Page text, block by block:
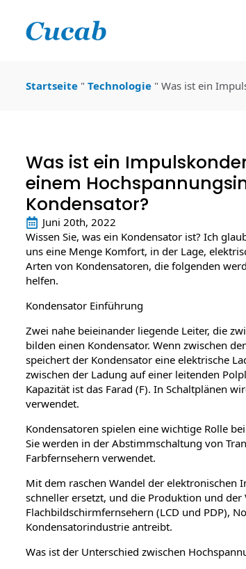
Startseite " Technologie " Was ist ein
Was ist ein
einem
Kondensator?
Juni 20th, 2022
Wissen Sie, was ein Kondensator ist? Ich
uns eine Menge Komfort, in der Lage,
Arten von Kondensatoren, die folgenden
helfen.
Kondensator Einführung
Zwei nahe beieinander liegende Leiter, die
bilden einen Kondensator. Wenn zwischen
speichert der Kondensator eine elektrische
zwischen der Ladung auf einer leitenden
Kapazität ist das Farad (F). In Schaltplänen
verwendet.
Kondensatoren spielen eine wichtige Rolle
Sie werden in der Abstimmschaltung von
Farbfernsehern verwendet.
Mit dem raschen Wandel der
schneller ersetzt, und die Produktion und
Flachbildschirmfernsehern (LCD und PDP),
Kondensatorindustrie antreibt.
Was ist der Unterschied zwischen